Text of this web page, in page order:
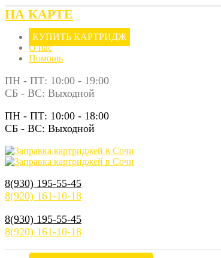
НА КАРТЕ
КУПИТЬ КАРТРИДЖ
О нас
Помощь
ПН - ПТ: 10:00 - 19:00
СБ - ВС: Выходной
ПН - ПТ: 10:00 - 18:00
СБ - ВС: Выходной
8(930) 195-55-45
8(920) 161-10-18
8(930) 195-55-45
8(920) 161-10-18